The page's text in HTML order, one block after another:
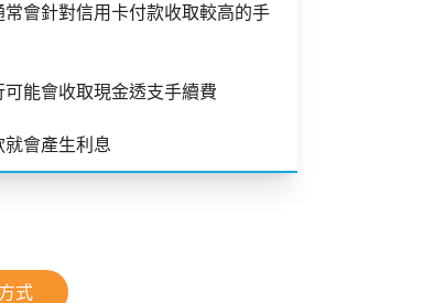
會針對信用卡付款收取較高的手
能會收取現金透支手續費
會產生利息
式